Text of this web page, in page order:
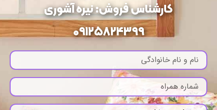
کارشناس فروش: نیره آشوری
09125824399